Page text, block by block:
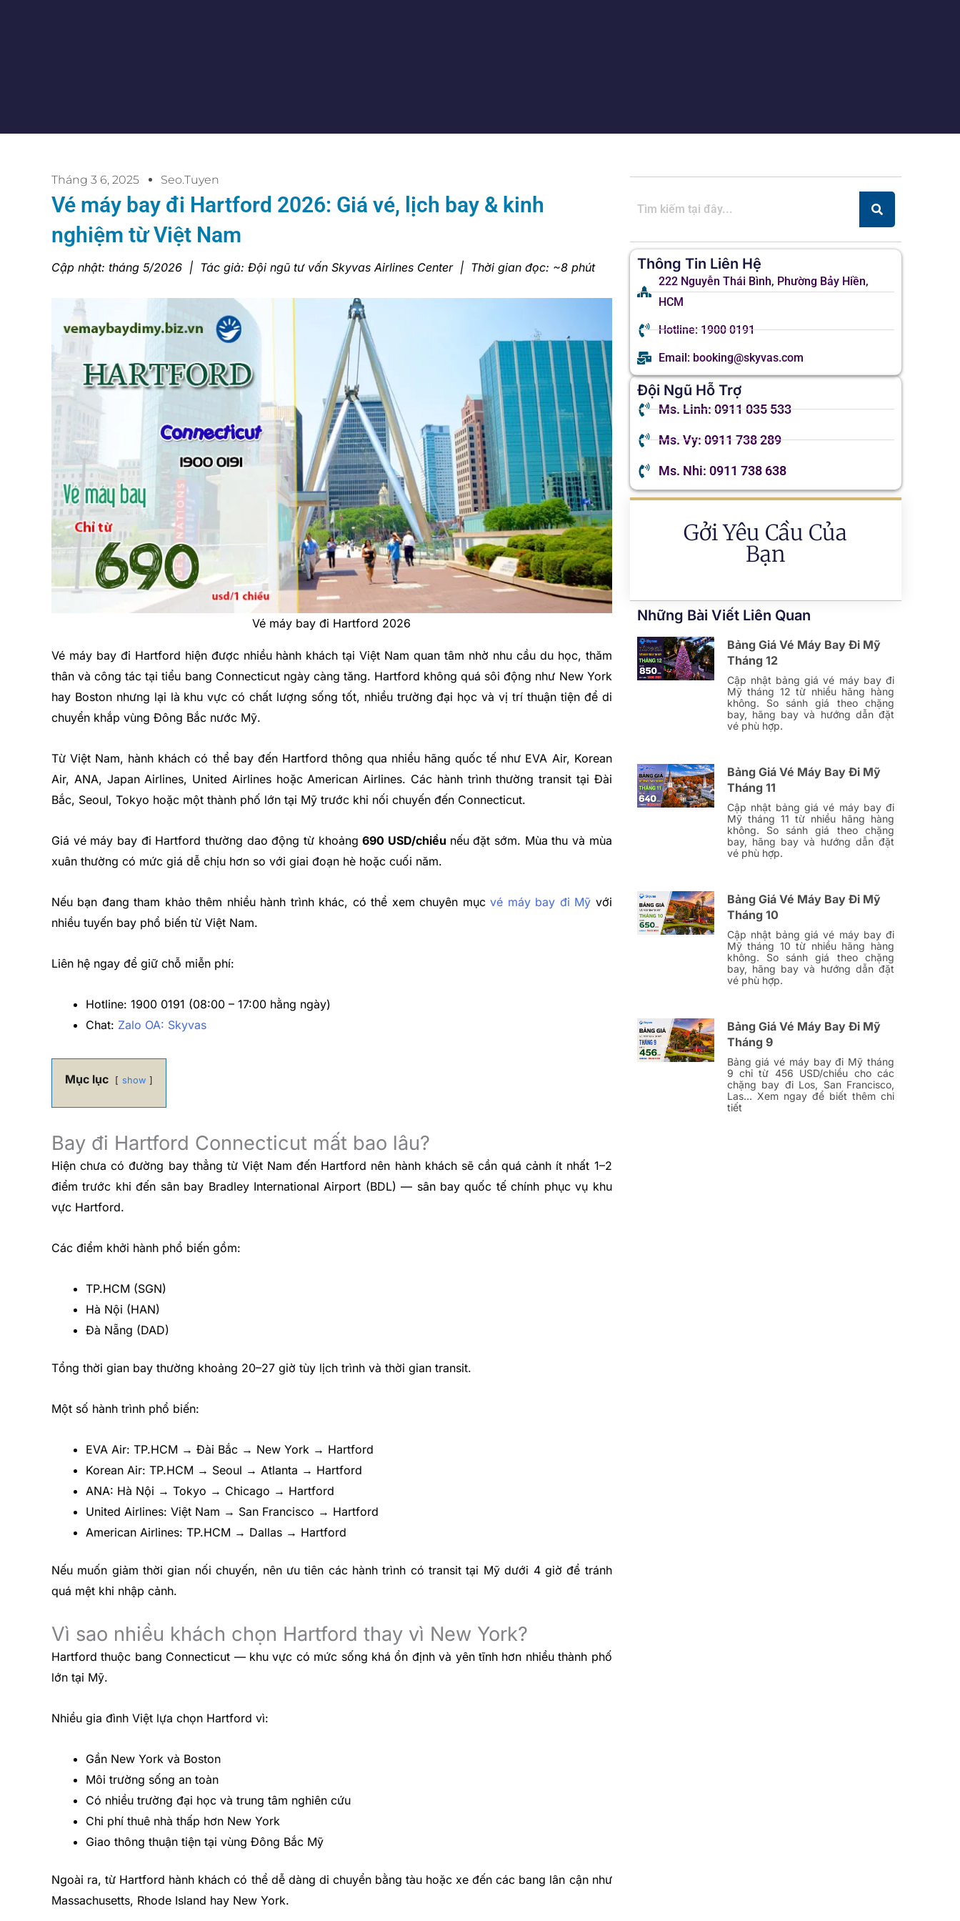
Tháng 3 6, 2025 Seo.tuyen
Vé máy bay đi Hartford 2026: Giá vé, lịch bay & kinh
nghiệm từ Việt Nam
Cập nhật: tháng 5/2026 | Tác giả: Đội ngũ tư vấn Skyvas Airlines Center | Thời gian đọc: ~8 phút
Vé máy bay đi Hartford 2026
Vé máy bay đi Hartford hiện được nhiều hành khách tại Việt Nam quan tâm nhờ nhu cầu du học, thăm
thân và công tác tại tiểu bang Connecticut ngày càng tăng. Hartford không quá sôi động như New York
hay Boston nhưng lại là khu vực có chất lượng sống tốt, nhiều trường đại học và vị trí thuận tiện để di
chuyển khắp vùng Đông Bắc nước Mỹ.
Từ Việt Nam, hành khách có thể bay đến Hartford thông qua nhiều hãng quốc tế như EVA Air, Korean
Air, ANA, Japan Airlines, United Airlines hoặc American Airlines. Các hành trình thường transit tại Đài
Bắc, Seoul, Tokyo hoặc một thành phố lớn tại Mỹ trước khi nối chuyến đến Connecticut.
Giá vé máy bay đi Hartford thường dao động từ khoảng690 USD/chiều nếu đặt sớm. Mùa thu và mùa
xuân thường có mức giá dễ chịu hơn so với giai đoạn hè hoặc cuối năm.
Nếu bạn đang tham khảo thêm nhiều hành trình khác, có thể xem chuyên mụcvé máy bay đi Mỹ với
nhiều tuyến bay phổ biến từ Việt Nam.
Liên hệ ngay để giữ chỗ miễn phí:
Hotline: 1900 0191 (08:00 – 17:00 hằng ngày)
Chat: Zalo OA: Skyvas
Mục lục show
Bay đi Hartford Connecticut mất bao lâu?
Hiện chưa có đường bay thẳng từ Việt Nam đến Hartford nên hành khách sẽ cần quá cảnh ít nhất 1–2
điểm trước khi đến sân bay Bradley International Airport (BDL) — sân bay quốc tế chính phục vụ khu
vực Hartford.
Các điểm khởi hành phổ biến gồm:
TP.HCM (SGN)
Hà Nội (HAN)
Đà Nẵng (DAD)
Tổng thời gian bay thường khoảng 20–27 giờ tùy lịch trình và thời gian transit.
Một số hành trình phổ biến:
EVA Air: TP.HCM → Đài Bắc → New York → Hartford
Korean Air: TP.HCM → Seoul → Atlanta → Hartford
ANA: Hà Nội → Tokyo → Chicago → Hartford
United Airlines: Việt Nam → San Francisco → Hartford
American Airlines: TP.HCM → Dallas → Hartford
Nếu muốn giảm thời gian nối chuyến, nên ưu tiên các hành trình có transit tại Mỹ dưới 4 giờ để tránh
quá mệt khi nhập cảnh.
Vì sao nhiều khách chọn Hartford thay vì New York?
Hartford thuộc bang Connecticut — khu vực có mức sống khá ổn định và yên tĩnh hơn nhiều thành phố
lớn tại Mỹ.
Nhiều gia đình Việt lựa chọn Hartford vì:
Gần New York và Boston
Môi trường sống an toàn
Có nhiều trường đại học và trung tâm nghiên cứu
Chi phí thuê nhà thấp hơn New York
Giao thông thuận tiện tại vùng Đông Bắc Mỹ
Ngoài ra, từ Hartford hành khách có thể dễ dàng di chuyển bằng tàu hoặc xe đến các bang lân cận như
Massachusetts, Rhode Island hay New York.
Thông Tin Liên Hệ
222 Nguyễn Thái Bình, Phường Bảy Hiền,
HCM
Hotline: 1900 0191
Email: booking@skyvas.com
Đội Ngũ Hỗ Trợ
Ms. Linh: 0911 035 533
Ms. Vy: 0911 738 289
Ms. Nhi: 0911 738 638
Gởi Yêu Cầu Của
Bạn
Những Bài Viết Liên Quan
Bảng Giá Vé Máy Bay Đi Mỹ
Tháng 12
Cập nhật bảng giá vé máy bay đi
Mỹ tháng 12 từ nhiều hãng hàng
không. So sánh giá theo chặng
bay, hãng bay và hướng dẫn đặt
vé phù hợp.
Bảng Giá Vé Máy Bay Đi Mỹ
Tháng 11
Cập nhật bảng giá vé máy bay đi
Mỹ tháng 11 từ nhiều hãng hàng
không. So sánh giá theo chặng
bay, hãng bay và hướng dẫn đặt
vé phù hợp.
Bảng Giá Vé Máy Bay Đi Mỹ
Tháng 10
Cập nhật bảng giá vé máy bay đi
Mỹ tháng 10 từ nhiều hãng hàng
không. So sánh giá theo chặng
bay, hãng bay và hướng dẫn đặt
vé phù hợp.
Bảng Giá Vé Máy Bay Đi Mỹ
Tháng 9
Bảng giá vé máy bay đi Mỹ tháng
9 chỉ từ 456 USD/chiều cho các
chặng bay đi Los, San Francisco,
Las… Xem ngay để biết thêm chi
tiết